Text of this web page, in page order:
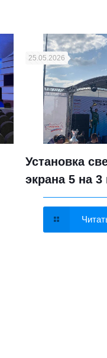
25.05.2026
Установка
экрана 5 на 3